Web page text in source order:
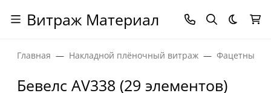
Витраж Материал Темная
Главная Накладной плёночный витраж Фацетные
Бевелс AV338 (29 элементов)